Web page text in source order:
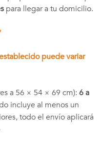
para llegar a tu domicilio.
puede variar
a 56 × 54 × 69 cm): 6 a
incluye al menos un
todo el envío aplicará